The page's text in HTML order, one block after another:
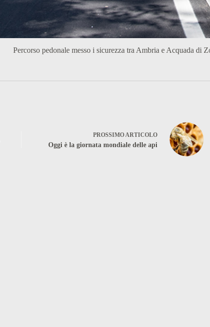
Percorso pedonale messo i sicurezza tra Ambria e Acquada di
PROSSIMO ARTICOLO
Oggi è la giornata mondiale delle api